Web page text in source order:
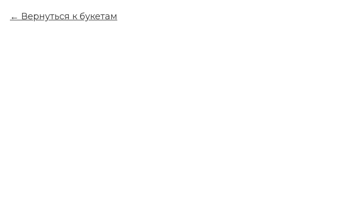
Вернуться к букетам